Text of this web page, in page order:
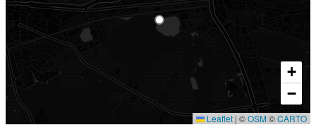
+
−
Leaflet | ©OSM©CARTO